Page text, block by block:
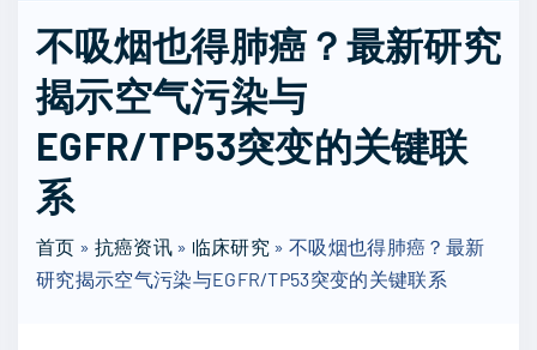
r
c
h
f
:
不吸烟也得肺癌？最新研究
揭示空气污染与
EGFR/TP53突变的关键联
系
首页 » 抗癌资讯» 临床研究 »不吸烟也得肺癌？最新
研究揭示空气污染与EGFR/TP53突变的关键联系